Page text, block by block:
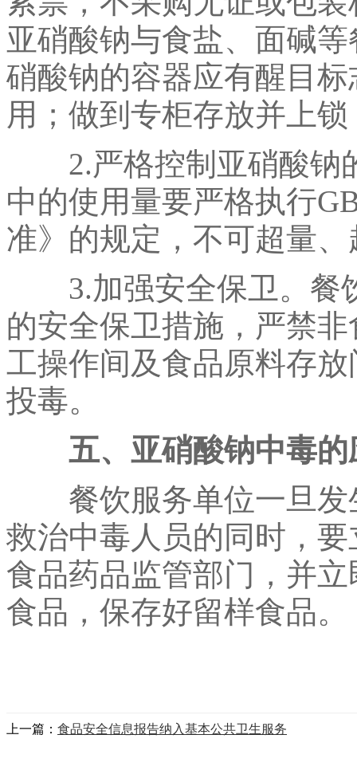
亚硝酸钠与食盐、面碱
硝酸钠的容器应有醒目
用；做到专柜存放并上
2.严格控制亚硝酸钠
中的使用量要严格执行
准》的规定，不可超量
3.加强安全保卫。餐
的安全保卫措施，严禁
工操作间及食品原料存
投毒。
五、亚硝酸钠中毒
餐饮服务单位一旦发
救治中毒人员的同时，
食品药品监管部门，并
食品，保存好留样食品。
上一篇： 食品安全信息报告纳入基本公共卫生服务